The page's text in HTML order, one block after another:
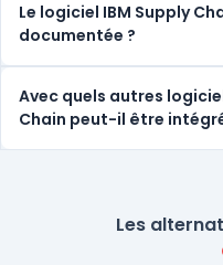
Le logiciel IBM Supply
documentée ?
Avec quels autres
Chain peut-il être
Les